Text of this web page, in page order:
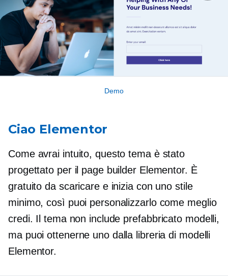
Demo
Ciao Elementor
Come avrai intuito, questo tema è stato
progettato per il page builder Elementor. È
gratuito da scaricare e inizia con uno stile
minimo, così puoi personalizzarlo come meglio
credi. Il tema non include prefabbricato modelli,
ma puoi ottenerne uno dalla libreria di modelli
Elementor.